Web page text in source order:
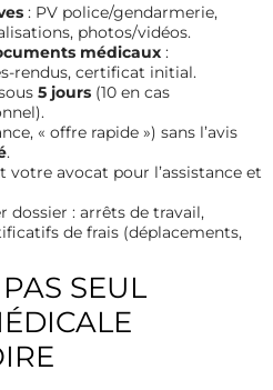
: PV police/gendarmerie,
photos/vidéos.
médicaux :
rendus, certificat initial.
5 jours (10 en cas
« offre rapide ») sans l’avis
.
votre avocat pour l’assistance et
dossier : arrêts de travail,
de frais (déplacements,
SEUL